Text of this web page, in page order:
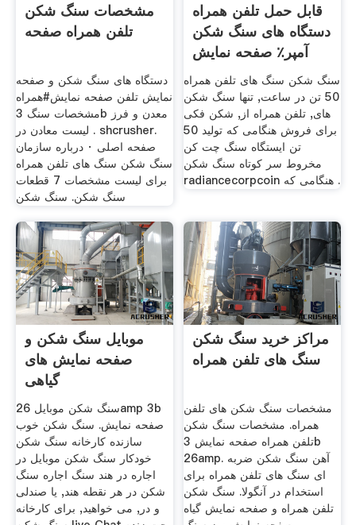
مشخصات سنگ شکن
تلفن همراه صفحه
دستگاه های سنگ شکن و صفحه
نمایش تلفن صفحه نمایش#همراه
مشخصات سنگ 3b معدن و فرز
. لیست معادن در shcrusher.
صفحه اصلی · درباره سازمان
سنگ شکن سنگ های تلفن همراه
برای لیست مشخصات 7 قطعات
سنگ شکن. سنگ شکن
قابل حمل تلفن همراه
دستگاه های سنگ شکن
آمپر٪ صفحه نمایش
3bamp
سنگ شکن سنگ های تلفن همراه
50 تن در ساعت, تنها سنگ شکن
های, تلفن همراه از, شکن فکی
برای فروش هنگامی که تولید 50
تن ایستگاه سنگ چت کن
مخروط سر کوتاه سنگ شکن
radiancecorpcoin هنگامی که .
موبایل سنگ شکن و
صفحه نمایش های
گیاهی
سنگ شکن موبایل 26amp 3b
صفحه نمایش. سنگ شکن خوب
سازنده کارخانه سنگ شکن
خودکار سنگ شکن موبایل در
اجاره در هند سنگ اجاره سنگ
شکن در هر نقطه هند, یا صندلی
و در, می خواهید, برای کارخانه
مراکز خرید سنگ شکن
سنگ های تلفن همراه
مشخصات سنگ شکن های تلفن
همراه. مشخصات سنگ شکن
تلفن همراه صفحه نمایش 3b
26amp. آهن سنگ شکن ضربه
ای سنگ های تلفن همراه برای
استخدام در آنگولا. سنگ شکن
تلفن همراه و صفحه نمایش گیاه